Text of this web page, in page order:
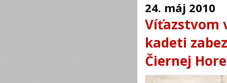
24. máj 2010
Víťazstvom
kadeti
Čiernej Hore